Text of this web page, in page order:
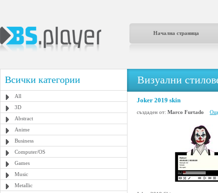
Начална страница
Всички категории
All
3D
Abstract
Anime
Business
Computer/OS
Games
Music
Metallic
Визуални
Joker 2019 skin
създаден от: Marco Furtado